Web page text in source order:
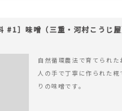
#1］味噌（三重・河村こうじ屋
自然循環農法で育てられた
人の手で丁寧に作られた糀
りの味噌です。